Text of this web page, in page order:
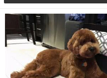
时候和主人耍小
心眼小、腹黑的
柴犬 巨型贵宾犬 友善